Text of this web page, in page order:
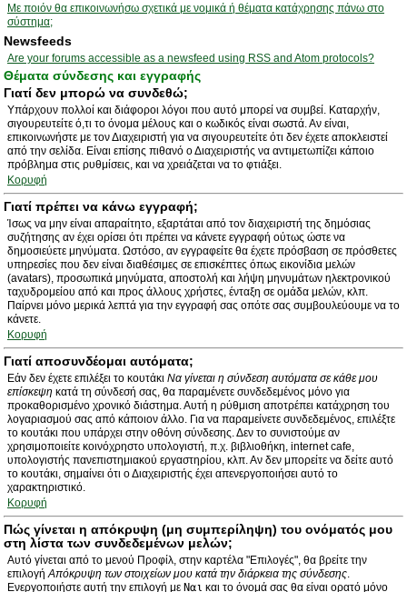
Με ποιόν θα επικοινωνήσω σχετικά με νομικά ή θέματα κατάχρησης πάνω στο
σύστημα;
Newsfeeds
Are your forums accessible as a newsfeed using RSS and Atom protocols?
Θέματα σύνδεσης και εγγραφής
Γιατί δεν μπορώ να συνδεθώ;
Υπάρχουν πολλοί και διάφοροι λόγοι που αυτό μπορεί να συμβεί. Καταρχήν,
σιγουρευτείτε ό,τι το όνομα μέλους και ο κωδικός είναι σωστά. Αν είναι,
επικοινωνήστε με τον Διαχειριστή για να σιγουρευτείτε ότι δεν έχετε αποκλειστεί
από την σελίδα. Είναι επίσης πιθανό ο Διαχειριστής να αντιμετωπίζει κάποιο
πρόβλημα στις ρυθμίσεις, και να χρειάζεται να το φτιάξει.
Κορυφή
Γιατί πρέπει να κάνω εγγραφή;
Ίσως να μην είναι απαραίτητο, εξαρτάται από τον διαχειριστή της δημόσιας
συζήτησης αν έχει ορίσει ότι πρέπει να κάνετε εγγραφή ούτως ώστε να
δημοσιεύετε μηνύματα. Ωστόσο, αν εγγραφείτε θα έχετε πρόσβαση σε πρόσθετες
υπηρεσίες που δεν είναι διαθέσιμες σε επισκέπτες όπως εικονίδια μελών
(avatars), προσωπικά μηνύματα, αποστολή και λήψη μηνυμάτων ηλεκτρονικού
ταχυδρομείου από και προς άλλους χρήστες, ένταξη σε ομάδα μελών, κλπ.
Παίρνει μόνο μερικά λεπτά για την εγγραφή σας οπότε σας συμβουλεύουμε να το
κάνετε.
Κορυφή
Γιατί αποσυνδέομαι αυτόματα;
Εάν δεν έχετε επιλέξει το κουτάκι Να γίνεται η σύνδεση αυτόματα σε κάθε μου
επίσκεψη κατά τη σύνδεσή σας, θα παραμένετε συνδεδεμένος μόνο για
προκαθορισμένο χρονικό διάστημα. Αυτή η ρύθμιση αποτρέπει κατάχρηση του
λογαριασμού σας από κάποιον άλλο. Για να παραμείνετε συνδεδεμένος, επιλέξτε
το κουτάκι που υπάρχει στην οθόνη σύνδεσης. Δεν το συνιστούμε αν
χρησιμοποιείτε κοινόχρηστο υπολογιστή, π.χ. βιβλιοθήκη, internet cafe,
υπολογιστής πανεπιστημιακού εργαστηρίου, κλπ. Αν δεν μπορείτε να δείτε αυτό
το κουτάκι, σημαίνει ότι ο Διαχειριστής έχει απενεργοποιήσει αυτό το
χαρακτηριστικό.
Κορυφή
Πώς γίνεται η απόκρυψη (μη συμπερίληψη) του ονόματός μου
στη λίστα των συνδεδεμένων μελών;
Αυτό γίνεται από το μενού Προφίλ, στην καρτέλα "Επιλογές", θα βρείτε την
επιλογήΑπόκρυψη των στοιχείων μου κατά την διάρκεια της σύνδεσης.
Ενεργοποιήστε αυτή την επιλογή με Ναι και το όνομά σας θα είναι ορατό μόνο